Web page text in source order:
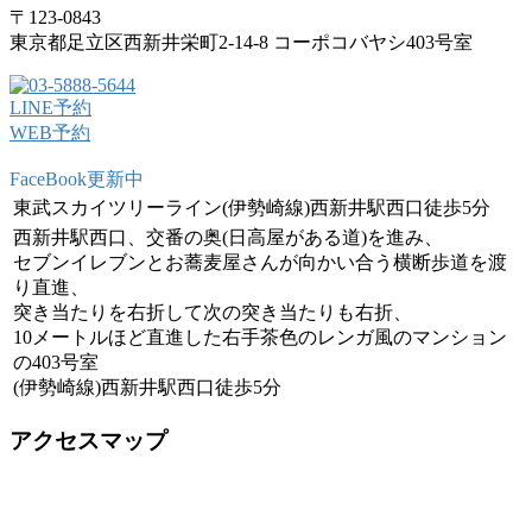
〒123-0843
東京都足立区西新井栄町2-14-8 コーポコバヤシ403号室
LINE予約
WEB予約
FaceBook更新中
東武スカイツリーライン(伊勢崎線)西新井駅西口徒歩5分
西新井駅西口、交番の奥(日高屋がある道)を進み、
セブンイレブンとお蕎麦屋さんが向かい合う横断歩道を渡
り直進、
突き当たりを右折して次の突き当たりも右折、
10メートルほど直進した右手茶色のレンガ風のマンション
の403号室
(伊勢崎線)西新井駅西口徒歩5分
アクセスマップ